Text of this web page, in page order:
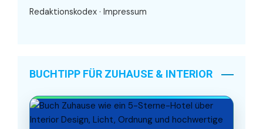
Redaktionskodex · Impressum
BUCHTIPP FÜR ZUHAUSE & INTERIOR